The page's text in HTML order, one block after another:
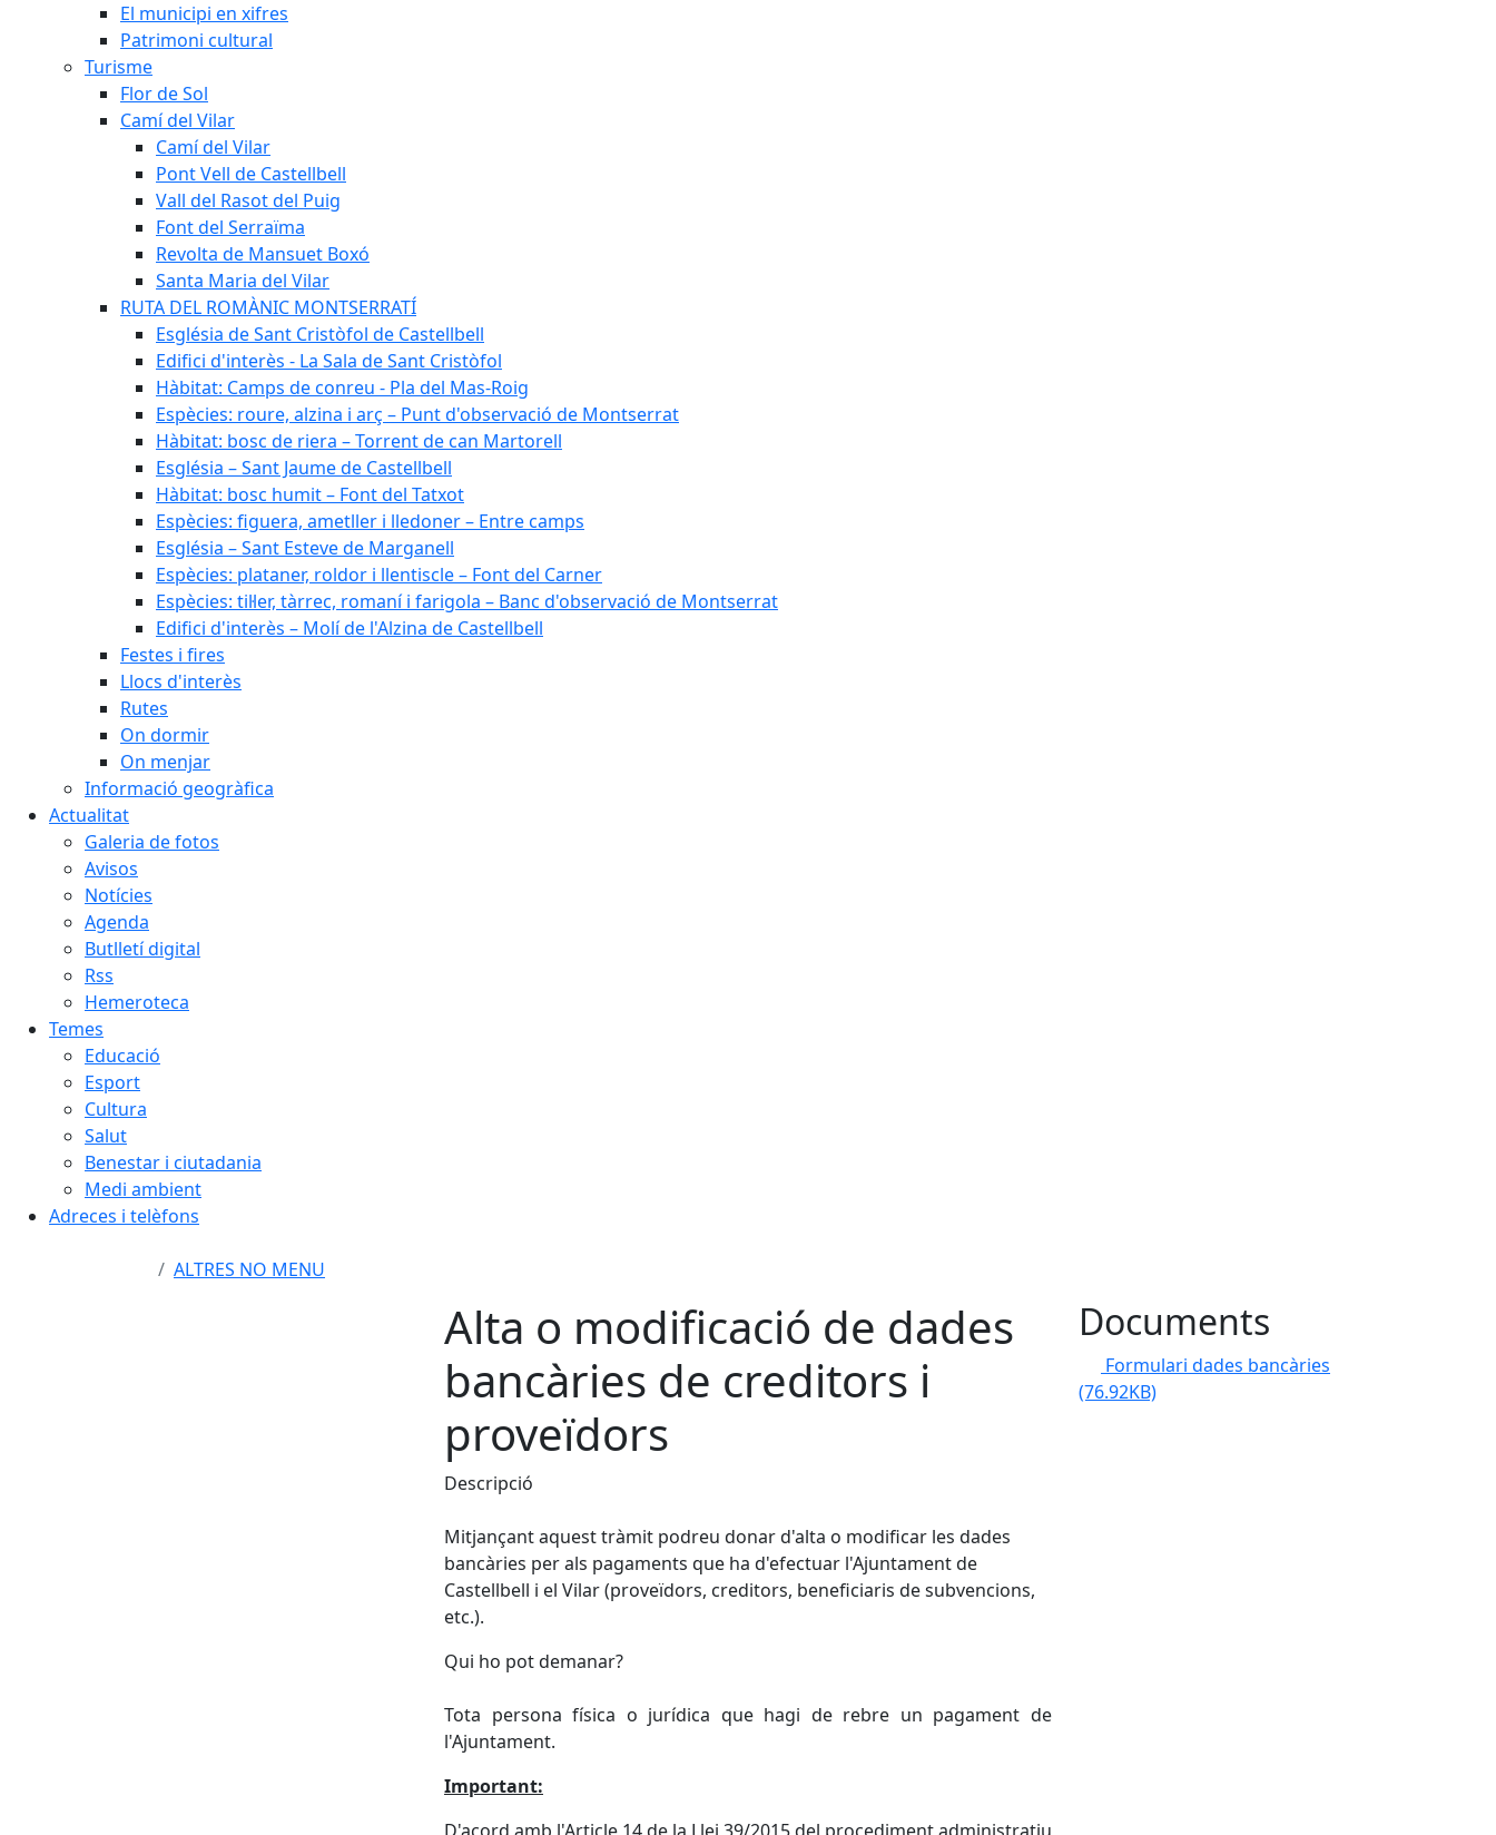
El municipi en xifres
Patrimoni cultural
Turisme
Flor de Sol
Camí del Vilar
Camí del Vilar
Pont Vell de Castellbell
Vall del Rasot del Puig
Font del Serraïma
Revolta de Mansuet Boxó
Santa Maria del Vilar
RUTA DEL ROMÀNIC MONTSERRATÍ
Església de Sant Cristòfol de Castellbell
Edifici d'interès - La Sala de Sant Cristòfol
Hàbitat: Camps de conreu - Pla del Mas-Roig
Espècies: roure, alzina i arç – Punt d'observació de Montserrat
Hàbitat: bosc de riera – Torrent de can Martorell
Església – Sant Jaume de Castellbell
Hàbitat: bosc humit – Font del Tatxot
Espècies: figuera, ametller i lledoner – Entre camps
Església – Sant Esteve de Marganell
Espècies: plataner, roldor i llentiscle – Font del Carner
Espècies: til·ler, tàrrec, romaní i farigola – Banc d'observació de Montserrat
Edifici d'interès – Molí de l'Alzina de Castellbell
Festes i fires
Llocs d'interès
Rutes
On dormir
On menjar
Informació geogràfica
Actualitat
Galeria de fotos
Avisos
Notícies
Agenda
Butlletí digital
Rss
Hemeroteca
Temes
Educació
Esport
Cultura
Salut
Benestar i ciutadania
Medi ambient
Adreces i telèfons
ALTRES NO MENU
Alta o modificació de dades
bancàries de creditors i
proveïdors
Descripció
Mitjançant aquest tràmit podreu donar d'alta o modificar les dades
bancàries per als pagaments que ha d'efectuar l'Ajuntament de
Castellbell i el Vilar (proveïdors, creditors, beneficiaris de subvencions,
etc.).
Qui ho pot demanar?
Tota persona física o jurídica que hagi de rebre un pagament de
l'Ajuntament.
Important:
Documents
Formulari dades bancàries
(76.92KB)